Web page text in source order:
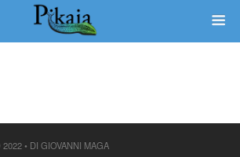
• DI GIOVANNI MAGA